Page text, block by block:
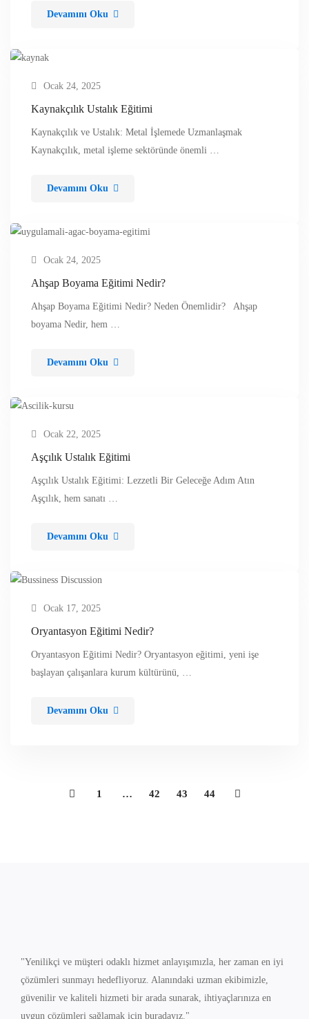
Devamını Oku
Ocak 24, 2025
Kaynakçılık Ustalık Eğitimi
Kaynakçılık ve Ustalık: Metal İşlemede Uzmanlaşmak
Kaynakçılık, metal işleme sektöründe önemli …
Devamını Oku
Ocak 24, 2025
Ahşap Boyama Eğitimi Nedir?
Ahşap Boyama Eğitimi Nedir? Neden Önemlidir? Ahşap
boyama Nedir, hem …
Devamını Oku
Ocak 22, 2025
Aşçılık Ustalık Eğitimi
Aşçılık Ustalık Eğitimi: Lezzetli Bir Geleceğe Adım Atın
Aşçılık, hem sanatı …
Devamını Oku
Ocak 17, 2025
Oryantasyon Eğitimi Nedir?
Oryantasyon Eğitimi Nedir? Oryantasyon eğitimi, yeni işe
başlayan çalışanlara kurum kültürünü, …
Devamını Oku
1 … 42 43 44
"Yenilikçi ve müşteri odaklı hizmet anlayışımızla, her zaman en iyi
çözümleri sunmayı hedefliyoruz. Alanındaki uzman ekibimizle,
güvenilir ve kaliteli hizmeti bir arada sunarak, ihtiyaçlarınıza en
uygun çözümleri sağlamak için buradayız."